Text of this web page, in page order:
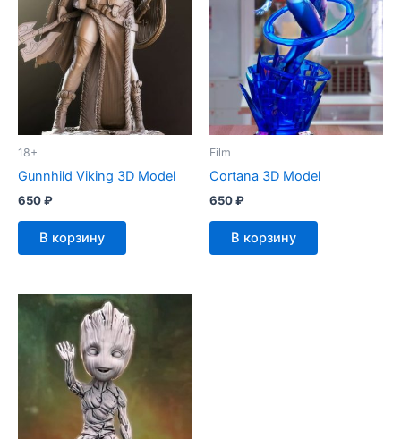
18+
Gunnhild Viking 3D Model
650₽
В корзину
Film
Cortana 3D Model
650₽
В корзину